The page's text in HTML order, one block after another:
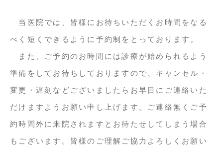
当医院では、皆様にお待ちいただくお時間をなる
べく短くできるように予約制をとっております。
また、ご予約のお時間には診療が始められるよう
準備をしてお待ちしておりますので、キャンセル・
変更・遅刻などございましたらお早目にご連絡いた
だけますようお願い申し上げます。ご連絡無くご予
約時間外に来院されますとお待たせしてしまう場合
もございます。皆様のご理解ご協力よろしくお願い